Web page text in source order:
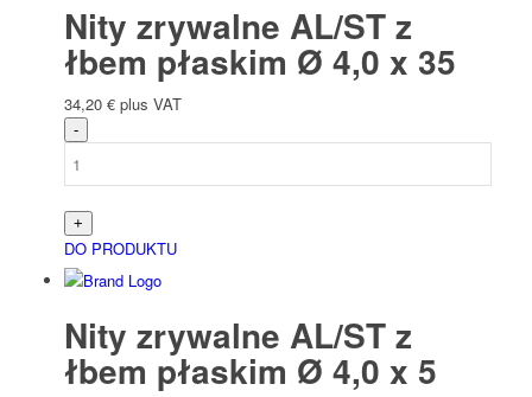
Nity zrywalne AL/ST z
łbem płaskim Ø 4,0 x 35
34,20 € plus VAT
DO PRODUKTU
Nity zrywalne AL/ST z
łbem płaskim Ø 4,0 x 5